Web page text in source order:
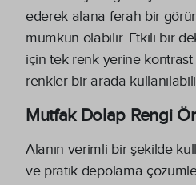
ederek alana ferah bir
mümkün olabilir. Etkili bir
için tek renk yerine kontrast
renkler bir arada
Mutfak Dolap Rengi
Alanın verimli bir şekilde
ve pratik depolama